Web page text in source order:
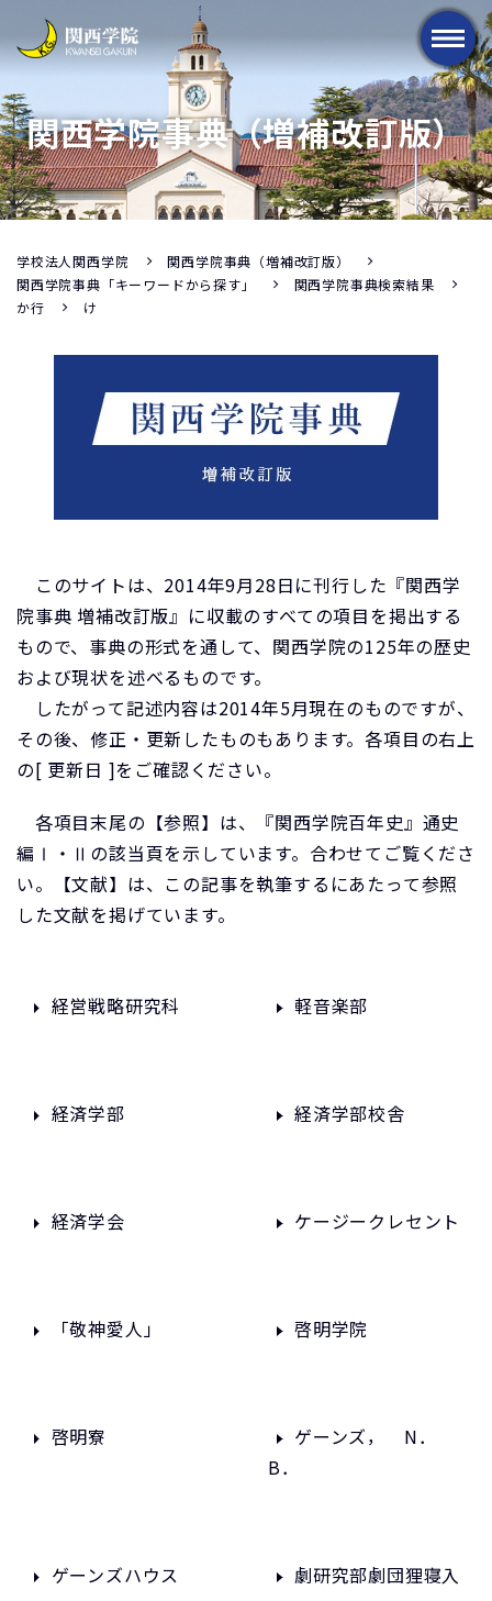
メニュー
関西学院事典（増補改訂版）
学校法人関西学院
関西学院事典（増補改訂版）
関西学院事典「キーワードから探す」
関西学院事典検索結果
か行
け
このサイトは、2014年9月28日に刊行した『関西学
院事典 増補改訂版』に収載のすべての項目を掲出する
もので、事典の形式を通して、関西学院の125年の歴史
および現状を述べるものです。
したがって記述内容は2014年5月現在のものですが、
その後、修正・更新したものもあります。各項目の右上
の[ 更新日 ]をご確認ください。
各項目末尾の【参照】は、『関西学院百年史』通史
編Ⅰ・Ⅱの該当頁を示しています。合わせてご覧くださ
い。【文献】は、この記事を執筆するにあたって参照
した文献を掲げています。
経営戦略研究科 軽音楽部
経済学部 経済学部校舎
経済学会 ケージークレセント
「敬神愛人」 啓明学院
啓明寮
ゲーンズ， N．
B．
ゲーンズハウス 劇研究部劇団狸寝入